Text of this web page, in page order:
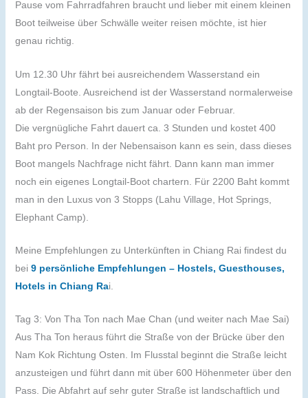
Pause vom Fahrradfahren braucht und lieber mit einem kleinen
Boot teilweise über Schwälle weiter reisen möchte, ist hier
genau richtig.
Um 12.30 Uhr fährt bei ausreichendem Wasserstand ein
Longtail-Boote. Ausreichend ist der Wasserstand normalerweise
ab der Regensaison bis zum Januar oder Februar.
Die vergnügliche Fahrt dauert ca. 3 Stunden und kostet 400
Baht pro Person. In der Nebensaison kann es sein, dass dieses
Boot mangels Nachfrage nicht fährt. Dann kann man immer
noch ein eigenes Longtail-Boot chartern. Für 2200 Baht kommt
man in den Luxus von 3 Stopps (Lahu Village, Hot Springs,
Elephant Camp).
Meine Empfehlungen zu Unterkünften in Chiang Rai findest du
bei 9 persönliche Empfehlungen – Hostels, Guesthouses,
Hotels in Chiang Rai.
Tag 3: Von Tha Ton nach Mae Chan (und weiter nach Mae Sai)
Aus Tha Ton heraus führt die Straße von der Brücke über den
Nam Kok Richtung Osten. Im Flusstal beginnt die Straße leicht
anzusteigen und führt dann mit über 600 Höhenmeter über den
Pass. Die Abfahrt auf sehr guter Straße ist landschaftlich und